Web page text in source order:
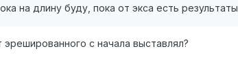
на длину буду, пока от экса есть результаты
с начала выставлял?